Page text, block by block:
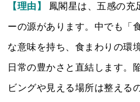
【理由】 鳳閣星は、五感の充
ーの源があります。中でも「
な意味を持ち、食まわりの環
日常の豊かさと直結します。
ビングや見える場所は整える